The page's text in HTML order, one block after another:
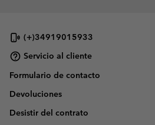
(+)34919015933
Servicio al cliente
Formulario de contacto
Devoluciones
Desistir del contrato